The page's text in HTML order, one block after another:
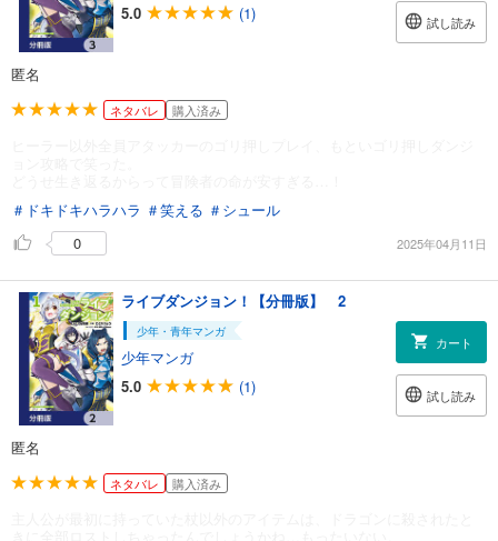
5.0
(1) 試し読み
匿名
ネタバレ 購入済み
＃ドキドキハラハラ ＃笑える ＃シュール
0
2025年04月11日
ライブダンジョン！【分冊版】 2
少年・青年マンガ
少年マンガ
5.0
(1)
カート
試し読み
匿名
ネタバレ 購入済み